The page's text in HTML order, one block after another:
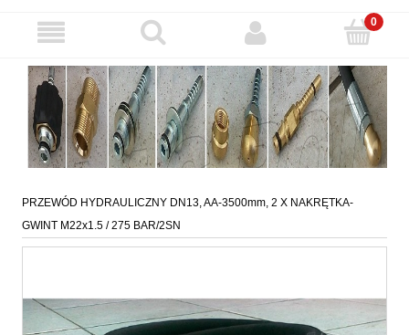
PRZEWÓD HYDRAULICZNY DN13, AA-3500mm, 2 X NAKRĘTKA-
GWINT M22x1.5 / 275 BAR/2SN